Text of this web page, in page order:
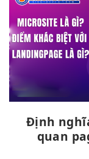
Định
quan